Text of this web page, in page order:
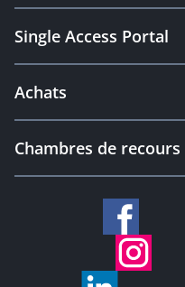
Single Access Portal
Achats
Chambres de recours